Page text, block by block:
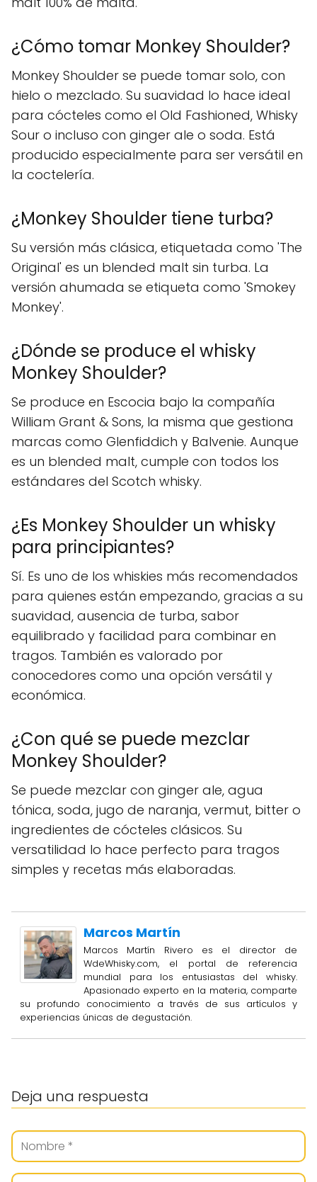
¿Cómo tomar Monkey Shoulder?
Monkey Shoulder se puede tomar solo, con
hielo o mezclado. Su suavidad lo hace ideal
para cócteles como el Old Fashioned, Whisky
Sour o incluso con ginger ale o soda. Está
producido especialmente para ser versátil en
la coctelería.
¿Monkey Shoulder tiene turba?
Su versión más clásica, etiquetada como 'The
Original' es un blended malt sin turba. La
versión ahumada se etiqueta como 'Smokey
Monkey'.
¿Dónde se produce el whisky
Monkey Shoulder?
Se produce en Escocia bajo la compañía
William Grant & Sons, la misma que gestiona
marcas como Glenfiddich y Balvenie. Aunque
es un blended malt, cumple con todos los
estándares del Scotch whisky.
¿Es Monkey Shoulder un whisky
para principiantes?
Sí. Es uno de los whiskies más recomendados
para quienes están empezando, gracias a su
suavidad, ausencia de turba, sabor
equilibrado y facilidad para combinar en
tragos. También es valorado por
conocedores como una opción versátil y
económica.
¿Con qué se puede mezclar
Monkey Shoulder?
Se puede mezclar con ginger ale, agua
tónica, soda, jugo de naranja, vermut, bitter o
ingredientes de cócteles clásicos. Su
versatilidad lo hace perfecto para tragos
simples y recetas más elaboradas.
Marcos Martín
Marcos Martín Rivero es el director de
WdeWhisky.com, el portal de referencia
mundial para los entusiastas del whisky.
Apasionado experto en la materia, comparte
su profundo conocimiento a través de sus artículos y
experiencias únicas de degustación.
Deja una respuesta